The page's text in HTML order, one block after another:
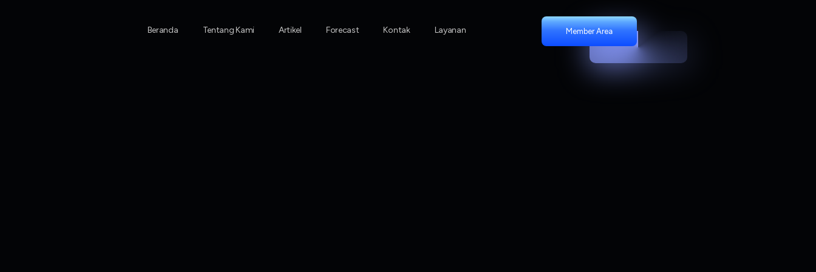
Beranda Tentang Kami Artikel Forecast Kontak Layanan Member Area
Artikel